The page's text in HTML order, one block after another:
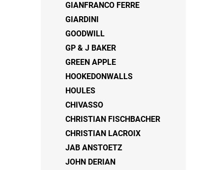
GIANFRANCO FERRE
GIARDINI
GOODWILL
GP & J BAKER
GREEN APPLE
HOOKEDONWALLS
HOULES
CHIVASSO
CHRISTIAN FISCHBACHER
CHRISTIAN LACROIX
JAB ANSTOETZ
JOHN DERIAN